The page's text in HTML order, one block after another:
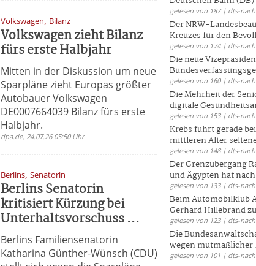
Volkswagen, Bilanz
Volkswagen zieht Bilanz
fürs erste Halbjahr
Mitten in der Diskussion um neue
Sparpläne zieht Europas größter
Autobauer Volkswagen
DE0007664039 Bilanz fürs erste
Halbjahr.
dpa.de, 24.07.26 05:50 Uhr
Berlins, Senatorin
Berlins Senatorin
kritisiert Kürzung bei
Unterhaltsvorschuss ...
Berlins Familiensenatorin
Katharina Günther-Wünsch (CDU)
gelesen von 187 | dts-
Der NRW-
Kreuzes für den
gelesen von 174 | dts-
Die neue
gelesen von 160 | dts-
Die Mehrheit der
digitale
gelesen von 153 | dts-
Krebs führt gerade
mittleren Alter
gelesen von 148 | dts-
Der Grenzübergang
und Ägypten hat
gelesen von 133 | dts-
Beim Automobilklub
Gerhard Hillebrand
gelesen von 123 | dts-
Die
wegen mutmaßlicher
gelesen von 101 | dts-